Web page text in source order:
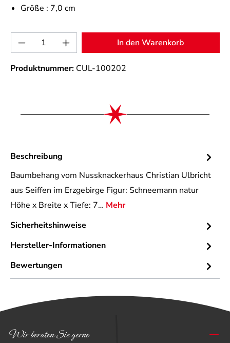
Größe : 7,0 cm
Produkt Anzahl: Gib den gewünschten
In den Warenkorb
Produktnummer: CUL-100202
Beschreibung
Baumbehang vom Nussknackerhaus Christian Ulbricht
aus Seiffen im Erzgebirge Figur: Schneemann natur
Höhe x Breite x Tiefe: 7… Mehr
Sicherheitshinweise
Hersteller-Informationen
Bewertungen
Wir beraten Sie gerne